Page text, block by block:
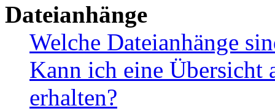
Dateianhänge
Welche Dateianhänge
Kann ich eine Übersicht
erhalten?